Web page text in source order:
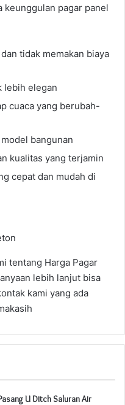
keunggulan pagar panel
tidak memakan biaya
lebih elegan
cuaca yang berubah-
bangunan
kualitas yang terjamin
cepat dan mudah di
tentang Harga Pagar
lebih lanjut bisa
kami yang ada
U Ditch Saluran Air